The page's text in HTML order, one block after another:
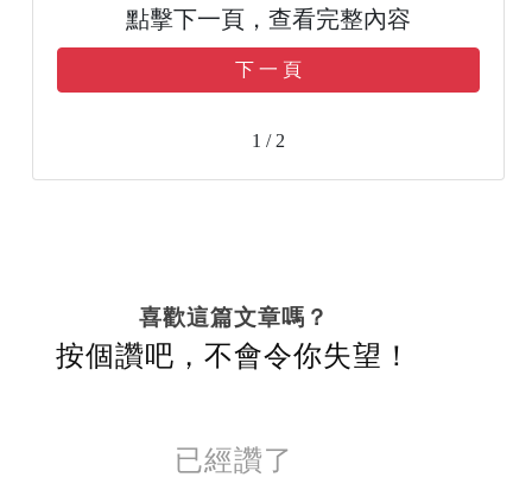
點擊下一頁，查看完整內容
下 一 頁
1 / 2
喜歡這篇文章嗎？
按個讚吧，不會令你失望！
已經讚了